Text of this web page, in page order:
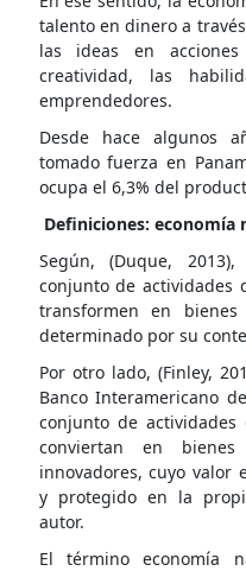
talento en dinero a
las ideas en
creatividad, las
emprendedores.
Desde hace algunos
tomado fuerza en
ocupa el 6,3% del
Definiciones: economía
Según, (Duque,
conjunto de actividades
transformen en
determinado por su
Por otro lado, (Finley,
Banco Interamericano
conjunto de
conviertan en
innovadores, cuyo valor
y protegido en la
autor.
El término economía